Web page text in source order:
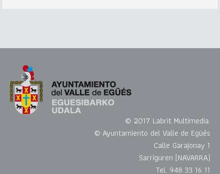
© 2017 Labrit Multimedia.
© Ayuntamiento del Valle de Egüés
Calle Garajonay 1
Sarriguren (NAVARRA)
Tel. 948 33 16 11